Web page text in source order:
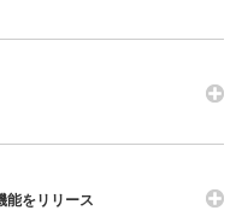
能をリリース